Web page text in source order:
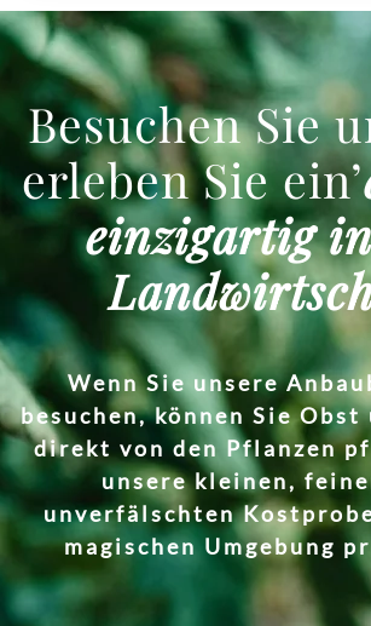
Besuchen Sie
erleben Sie ein’
einzigartig
Wenn Sie unsere
besuchen, können Sie Obst
direkt von den Pflanzen
unsere kleinen,
unverfälschten
magischen Umgebung